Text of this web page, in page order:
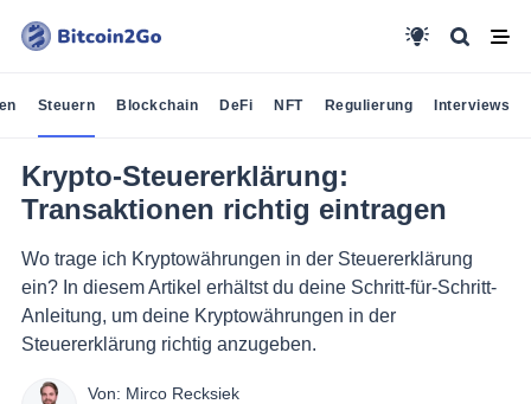
Steuern Blockchain DeFi NFT Regulierung Interviews
Krypto-Steuererklärung:
Transaktionen richtig eintragen
Wo trage ich Kryptowährungen in der Steuererklärung
ein? In diesem Artikel erhältst du deine Schritt-für-Schritt-
Anleitung, um deine Kryptowährungen in der
Steuererklärung richtig anzugeben.
Von: Mirco Recksiek